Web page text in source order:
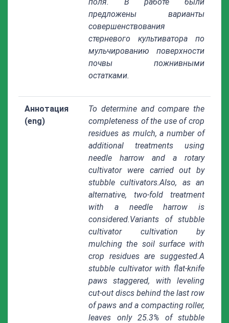
предложены варианты
совершенствования
стерневого культиватора по
мульчированию поверхности
почвы пожнивными
остатками.
Аннотация
(eng)
To determine and compare the
completeness of the use of crop
residues as mulch, a number of
additional treatments using
needle harrow and a rotary
cultivator were carried out by
stubble cultivators.Also, as an
alternative, two-fold treatment
with a needle harrow is
considered.Variants of stubble
cultivator cultivation by
mulching the soil surface with
crop residues are suggested.A
stubble cultivator with flat-knife
paws staggered, with leveling
cut-out discs behind the last row
of paws and a compacting roller,
leaves only 25.3% of stubble